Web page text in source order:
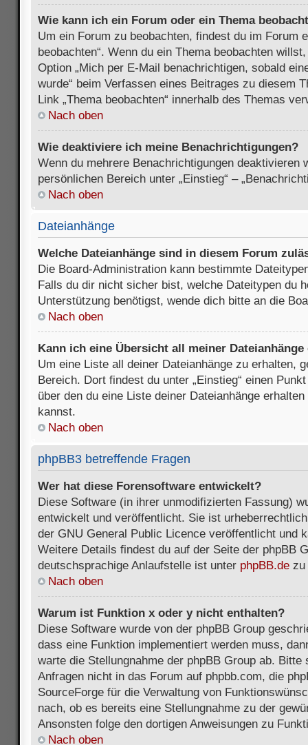
Wie kann ich ein Forum oder ein Thema
Um ein Forum zu beobachten, findest du im Forum
beobachten“. Wenn du ein Thema beobachten
Option „Mich per E-Mail benachrichtigen, sobald
wurde“ beim Verfassen eines Beitrages zu diesem
Link „Thema beobachten“ innerhalb des Themas
Nach oben
Wie deaktiviere ich meine Benachrichtigungen?
Wenn du mehrere Benachrichtigungen deaktivieren
persönlichen Bereich unter „Einstieg“ –
Nach oben
Dateianhänge
Welche Dateianhänge sind in diesem Forum
Die Board-Administration kann bestimmte
Falls du dir nicht sicher bist, welche Dateitypen du
Unterstützung benötigst, wende dich bitte an die
Nach oben
Kann ich eine Übersicht all meiner Dateianhänge
Um eine Liste all deiner Dateianhänge zu erhalten,
Bereich. Dort findest du unter „Einstieg“ einen
über den du eine Liste deiner Dateianhänge
kannst.
Nach oben
phpBB3 betreffende Fragen
Wer hat diese Forensoftware entwickelt?
Diese Software (in ihrer unmodifizierten Fassung)
entwickelt und veröffentlicht. Sie ist
der GNU General Public Licence veröffentlicht und
Weitere Details findest du auf der Seite der phpBB
deutschsprachige Anlaufstelle ist unter phpBB.de zu
Nach oben
Warum ist Funktion x oder y nicht enthalten?
Diese Software wurde von der phpBB Group
dass eine Funktion implementiert werden muss,
warte die Stellungnahme der phpBB Group ab. Bitte
Anfragen nicht in das Forum auf phpbb.com, die
SourceForge für die Verwaltung von
nach, ob es bereits eine Stellungnahme zu der
Ansonsten folge den dortigen Anweisungen zu
Nach oben